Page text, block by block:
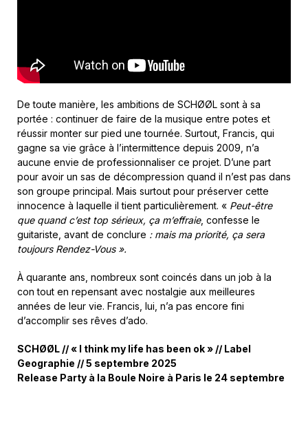
De toute manière, les ambitions de SCHØØL sont à sa
portée : continuer de faire de la musique entre potes et
réussir monter sur pied une tournée. Surtout, Francis, qui
gagne sa vie grâce à l’intermittence depuis 2009, n’a
aucune envie de professionnaliser ce projet. D’une part
pour avoir un sas de décompression quand il n’est pas dans
son groupe principal. Mais surtout pour préserver cette
innocence à laquelle il tient particulièrement. « Peut-être
que quand c’est top sérieux, ça m’effraie, confesse le
guitariste, avant de conclure : mais ma priorité, ça sera
toujours Rendez-Vous ».
À quarante ans, nombreux sont coincés dans un job à la
con tout en repensant avec nostalgie aux meilleures
années de leur vie. Francis, lui, n’a pas encore fini
d’accomplir ses rêves d’ado.
SCHØØL // « I think my life has been ok » // Label
Geographie // 5 septembre 2025
Release Party à la Boule Noire à Paris le 24 septembre